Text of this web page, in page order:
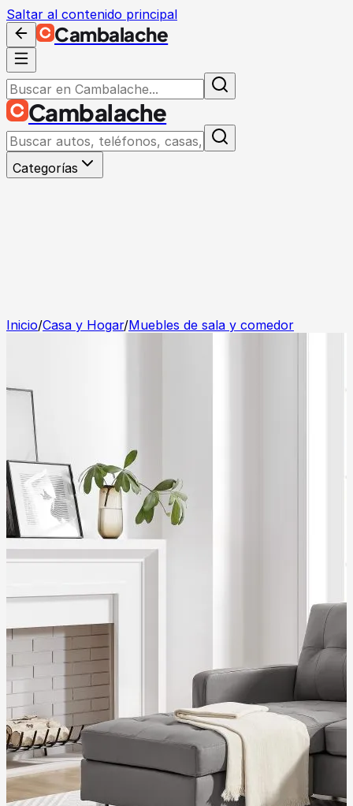
Saltar al contenido principal
Cambalache
Cambalache
Categorías
Inicio/Casa y Hogar/Muebles de sala y comedor